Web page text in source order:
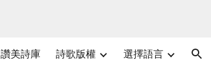
讚美詩庫 詩歌版權 選擇語言